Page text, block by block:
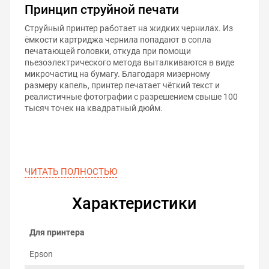
Принцип струйной печати
Струйный принтер работает на жидких чернилах. Из
ёмкости картриджа чернила попадают в сопла
печатающей головки, откуда при помощи
пьезоэлектрического метода выталкиваются в виде
микрочастиц на бумагу. Благодаря мизерному
размеру капель, принтер печатает чёткий текст и
реалистичные фотографии с разрешением свыше 100
тысяч точек на квадратный дюйм.
ЧИТАТЬ ПОЛНОСТЬЮ
Характеристики
Для принтера
Epson